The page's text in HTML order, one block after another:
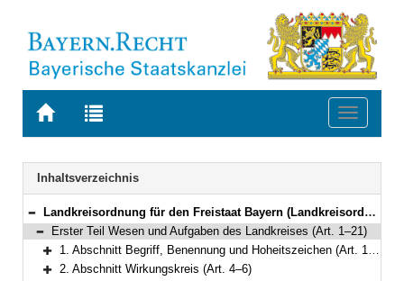
Zur
BAYERN.RECHT
Zur
letzten
Suche
Toggle
Navigation
Inhaltsverzeichnis
Bereich reduzieren
Landkreisordnung für den Freistaat Bayern (Landkreisordnung – LKrO) in der Fassung der Bekanntmachung vom 22. August 1998 (GVBl. S. 826) BayRS 2020-3-1-I (Art. 1–108)
Bereich reduzieren
Erster Teil Wesen und Aufgaben des Landkreises (Art. 1–21)
Bereich erweitern
1. Abschnitt Begriff, Benennung und Hoheitszeichen (Art. 1–3)
2. Abschnitt Wirkungskreis (Art. 4–6)